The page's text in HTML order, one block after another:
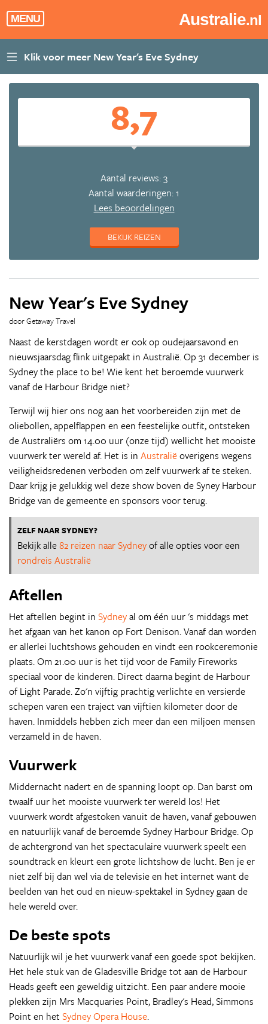
MENU Australie.nl
8,7
Aantal reviews: 3
Aantal waarderingen: 1
Lees beoordelingen
BEKIJK REIZEN
New Year's Eve Sydney
door Getaway Travel
Naast de kerstdagen wordt er ook op oudejaarsavond en
nieuwsjaarsdag flink uitgepakt in Australië. Op 31 december is
Sydney the place to be! Wie kent het beroemde vuurwerk
vanaf de Harbour Bridge niet?
Terwijl wij hier ons nog aan het voorbereiden zijn met de
oliebollen, appelflappen en een feestelijke outfit, ontsteken
de Australiërs om 14.00 uur (onze tijd) wellicht het mooiste
vuurwerk ter wereld af. Het is in Australiëoverigens wegens
veiligheidsredenen verboden om zelf vuurwerk af te steken.
Daar krijg je gelukkig wel deze show boven de Syney Harbour
Bridge van de gemeente en sponsors voor terug.
ZELF NAAR SYDNEY?
Bekijk alle82 reizen naar Sydneyof alle opties voor een
rondreis Australië
Aftellen
Het aftellen begint in Sydneyal om één uur 's middags met
het afgaan van het kanon op Fort Denison. Vanaf dan worden
er allerlei luchtshows gehouden en vindt een rookceremonie
plaats. Om 21.00 uur is het tijd voor de Family Fireworks
speciaal voor de kinderen. Direct daarna begint de Harbour
of Light Parade. Zo'n vijftig prachtig verlichte en versierde
schepen varen een traject van vijftien kilometer door de
haven. Inmiddels hebben zich meer dan een miljoen mensen
verzameld in de haven.
Vuurwerk
Middernacht nadert en de spanning loopt op. Dan barst om
twaalf uur het mooiste vuurwerk ter wereld los! Het
vuurwerk wordt afgestoken vanuit de haven, vanaf gebouwen
en natuurlijk vanaf de beroemde Sydney Harbour Bridge. Op
de achtergrond van het spectaculaire vuurwerk speelt een
soundtrack en kleurt een grote lichtshow de lucht. Ben je er
niet zelf bij dan wel via de televisie en het internet want de
beelden van het oud en nieuw-spektakel in Sydney gaan de
hele wereld over.
De beste spots
Natuurlijk wil je het vuurwerk vanaf een goede spot bekijken.
Het hele stuk van de Gladesville Bridge tot aan de Harbour
Heads geeft een geweldig uitzicht. Een paar andere mooie
plekken zijn Mrs Macquaries Point, Bradley's Head, Simmons
Point en het Sydney Opera House.